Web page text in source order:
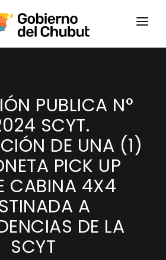
PUBLICA N°
SCYT.
DE UNA (1)
PICK UP
CABINA 4X4
A
DE LA
SCYT